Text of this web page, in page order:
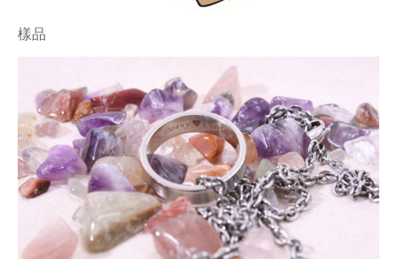
樣品